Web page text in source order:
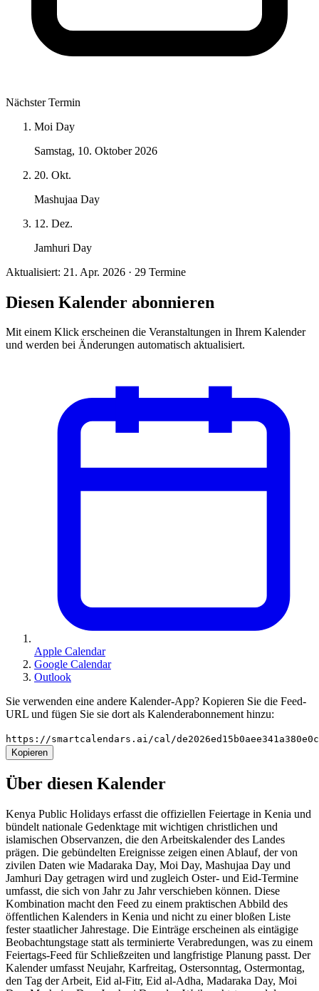
Nächster Termin
Moi Day
Samstag, 10. Oktober 2026
20. Okt.
Mashujaa Day
12. Dez.
Jamhuri Day
Aktualisiert: 21. Apr. 2026 · 29 Termine
Diesen Kalender abonnieren
Mit einem Klick erscheinen die Veranstaltungen in Ihrem Kalender
und werden bei Änderungen automatisch aktualisiert.
Apple Calendar
Google Calendar
Outlook
Sie verwenden eine andere Kalender-App? Kopieren Sie die Feed-
URL und fügen Sie sie dort als Kalenderabonnement hinzu:
https://smartcalendars.ai/cal/
Kopieren
Über diesen Kalender
Kenya Public Holidays erfasst die offiziellen Feiertage in Kenia und
bündelt nationale Gedenktage mit wichtigen christlichen und
islamischen Observanzen, die den Arbeitskalender des Landes
prägen. Die gebündelten Ereignisse zeigen einen Ablauf, der von
zivilen Daten wie Madaraka Day, Moi Day, Mashujaa Day und
Jamhuri Day getragen wird und zugleich Oster- und Eid-Termine
umfasst, die sich von Jahr zu Jahr verschieben können. Diese
Kombination macht den Feed zu einem praktischen Abbild des
öffentlichen Kalenders in Kenia und nicht zu einer bloßen Liste
fester staatlicher Jahrestage. Die Einträge erscheinen als eintägige
Beobachtungstage statt als terminierte Verabredungen, was zu einem
Feiertags-Feed für Schließzeiten und langfristige Planung passt. Der
Kalender umfasst Neujahr, Karfreitag, Ostersonntag, Ostermontag,
den Tag der Arbeit, Eid al-Fitr, Eid al-Adha, Madaraka Day, Moi